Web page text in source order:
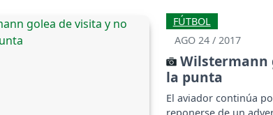
FÚTBOL
AGO 24 / 2017
Wilstermann
la punta
El aviador continúa
reponerse de un